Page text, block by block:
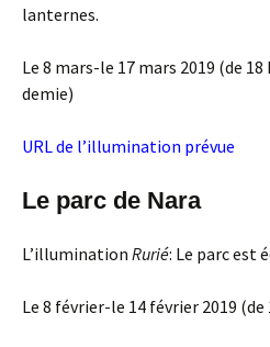
lanternes.
Le 8 mars-le 17 mars 2019 (de
demie)
URL de l’illumination prévue
Le parc de Nara
L’illumination Rurié: Le parc est
Le 8 février-le 14 février 2019 (de